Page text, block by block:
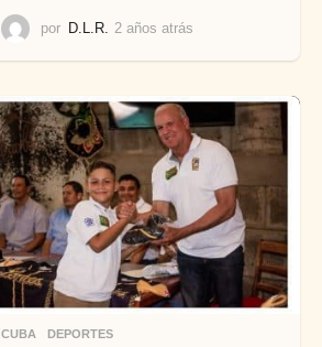
por D.L.R. 2 años atrás
a
t
r
s
CUBA ,DEPORTES